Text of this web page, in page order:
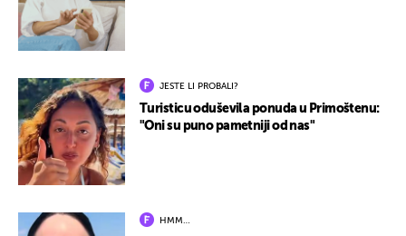
JESTE LI PROBALI?
Turisticu oduševila ponuda u Primoštenu:
"Oni su puno pametniji od nas"
HMM…